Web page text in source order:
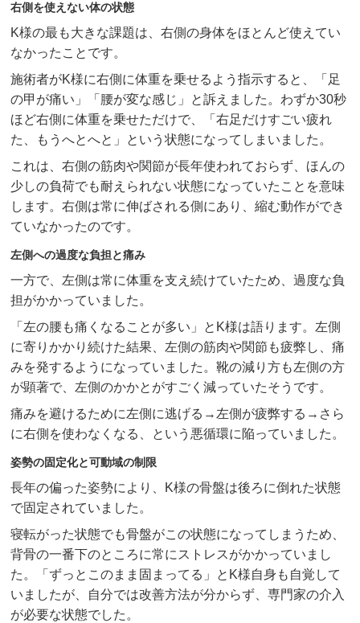
右側を使えない体の状態
K様の最も大きな課題は、右側の身体をほとんど使えてい
なかったことです。
施術者がK様に右側に体重を乗せるよう指示すると、「足
の甲が痛い」「腰が変な感じ」と訴えました。わずか30秒
ほど右側に体重を乗せただけで、「右足だけすごい疲れ
た、もうへとへと」という状態になってしまいました。
これは、右側の筋肉や関節が長年使われておらず、ほんの
少しの負荷でも耐えられない状態になっていたことを意味
します。右側は常に伸ばされる側にあり、縮む動作ができ
ていなかったのです。
左側への過度な負担と痛み
一方で、左側は常に体重を支え続けていたため、過度な負
担がかかっていました。
「左の腰も痛くなることが多い」とK様は語ります。左側
に寄りかかり続けた結果、左側の筋肉や関節も疲弊し、痛
みを発するようになっていました。靴の減り方も左側の方
が顕著で、左側のかかとがすごく減っていたそうです。
痛みを避けるために左側に逃げる→左側が疲弊する→さら
に右側を使わなくなる、という悪循環に陥っていました。
姿勢の固定化と可動域の制限
長年の偏った姿勢により、K様の骨盤は後ろに倒れた状態
で固定されていました。
寝転がった状態でも骨盤がこの状態になってしまうため、
背骨の一番下のところに常にストレスがかかっていまし
た。「ずっとこのまま固まってる」とK様自身も自覚して
いましたが、自分では改善方法が分からず、専門家の介入
が必要な状態でした。